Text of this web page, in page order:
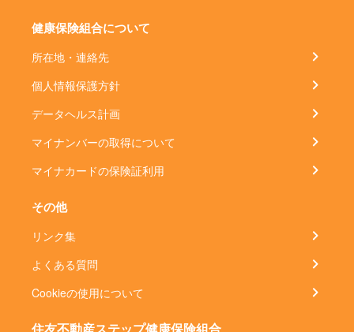
健康保険組合について
所在地・連絡先
個人情報保護方針
データヘルス計画
マイナンバーの取得について
マイナカードの保険証利用
その他
リンク集
よくある質問
Cookieの使用について